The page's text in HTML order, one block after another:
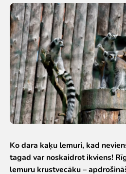
Apmeklē
Cenas
Darba laiks
Kā nokļūt?
Zoo karte
Iekšējās kārtības noteikumi
Novērtē Rīga ZOO apmeklējumu!
Jaunumi
Jaunumi
Atbalsti
Krustvecāku programma
Ko dara kaķu lemuri, kad
tagad var noskaidrot ikviens!
lemuru krustvecāku –